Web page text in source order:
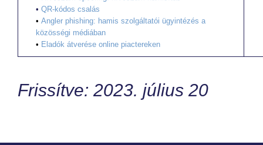
• QR-kódos csalás
• Angler phishing: hamis szolgáltatói ügyintézés a
közösségi médiában
• Eladók átverése online piactereken
Frissítve: 2023. július 20